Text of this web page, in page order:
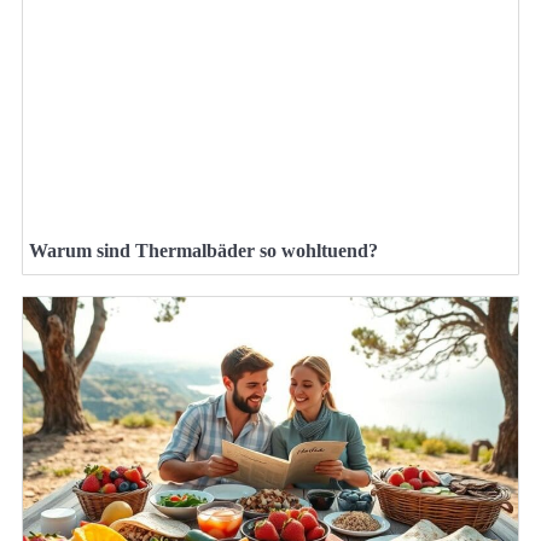
Warum sind Thermalbäder so wohltuend?